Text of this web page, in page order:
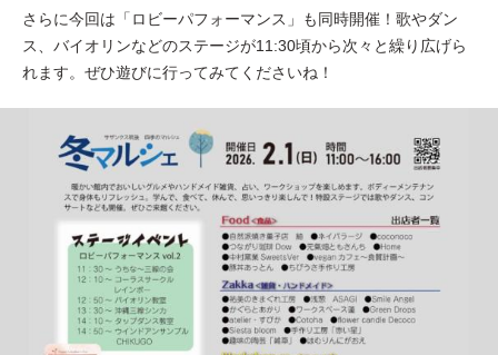
さらに今回は「ロビーパフォーマンス」も同時開催！歌やダン
ス、バイオリンなどのステージが11:30頃から次々と繰り広げら
れます。ぜひ遊びに行ってみてくださいね！